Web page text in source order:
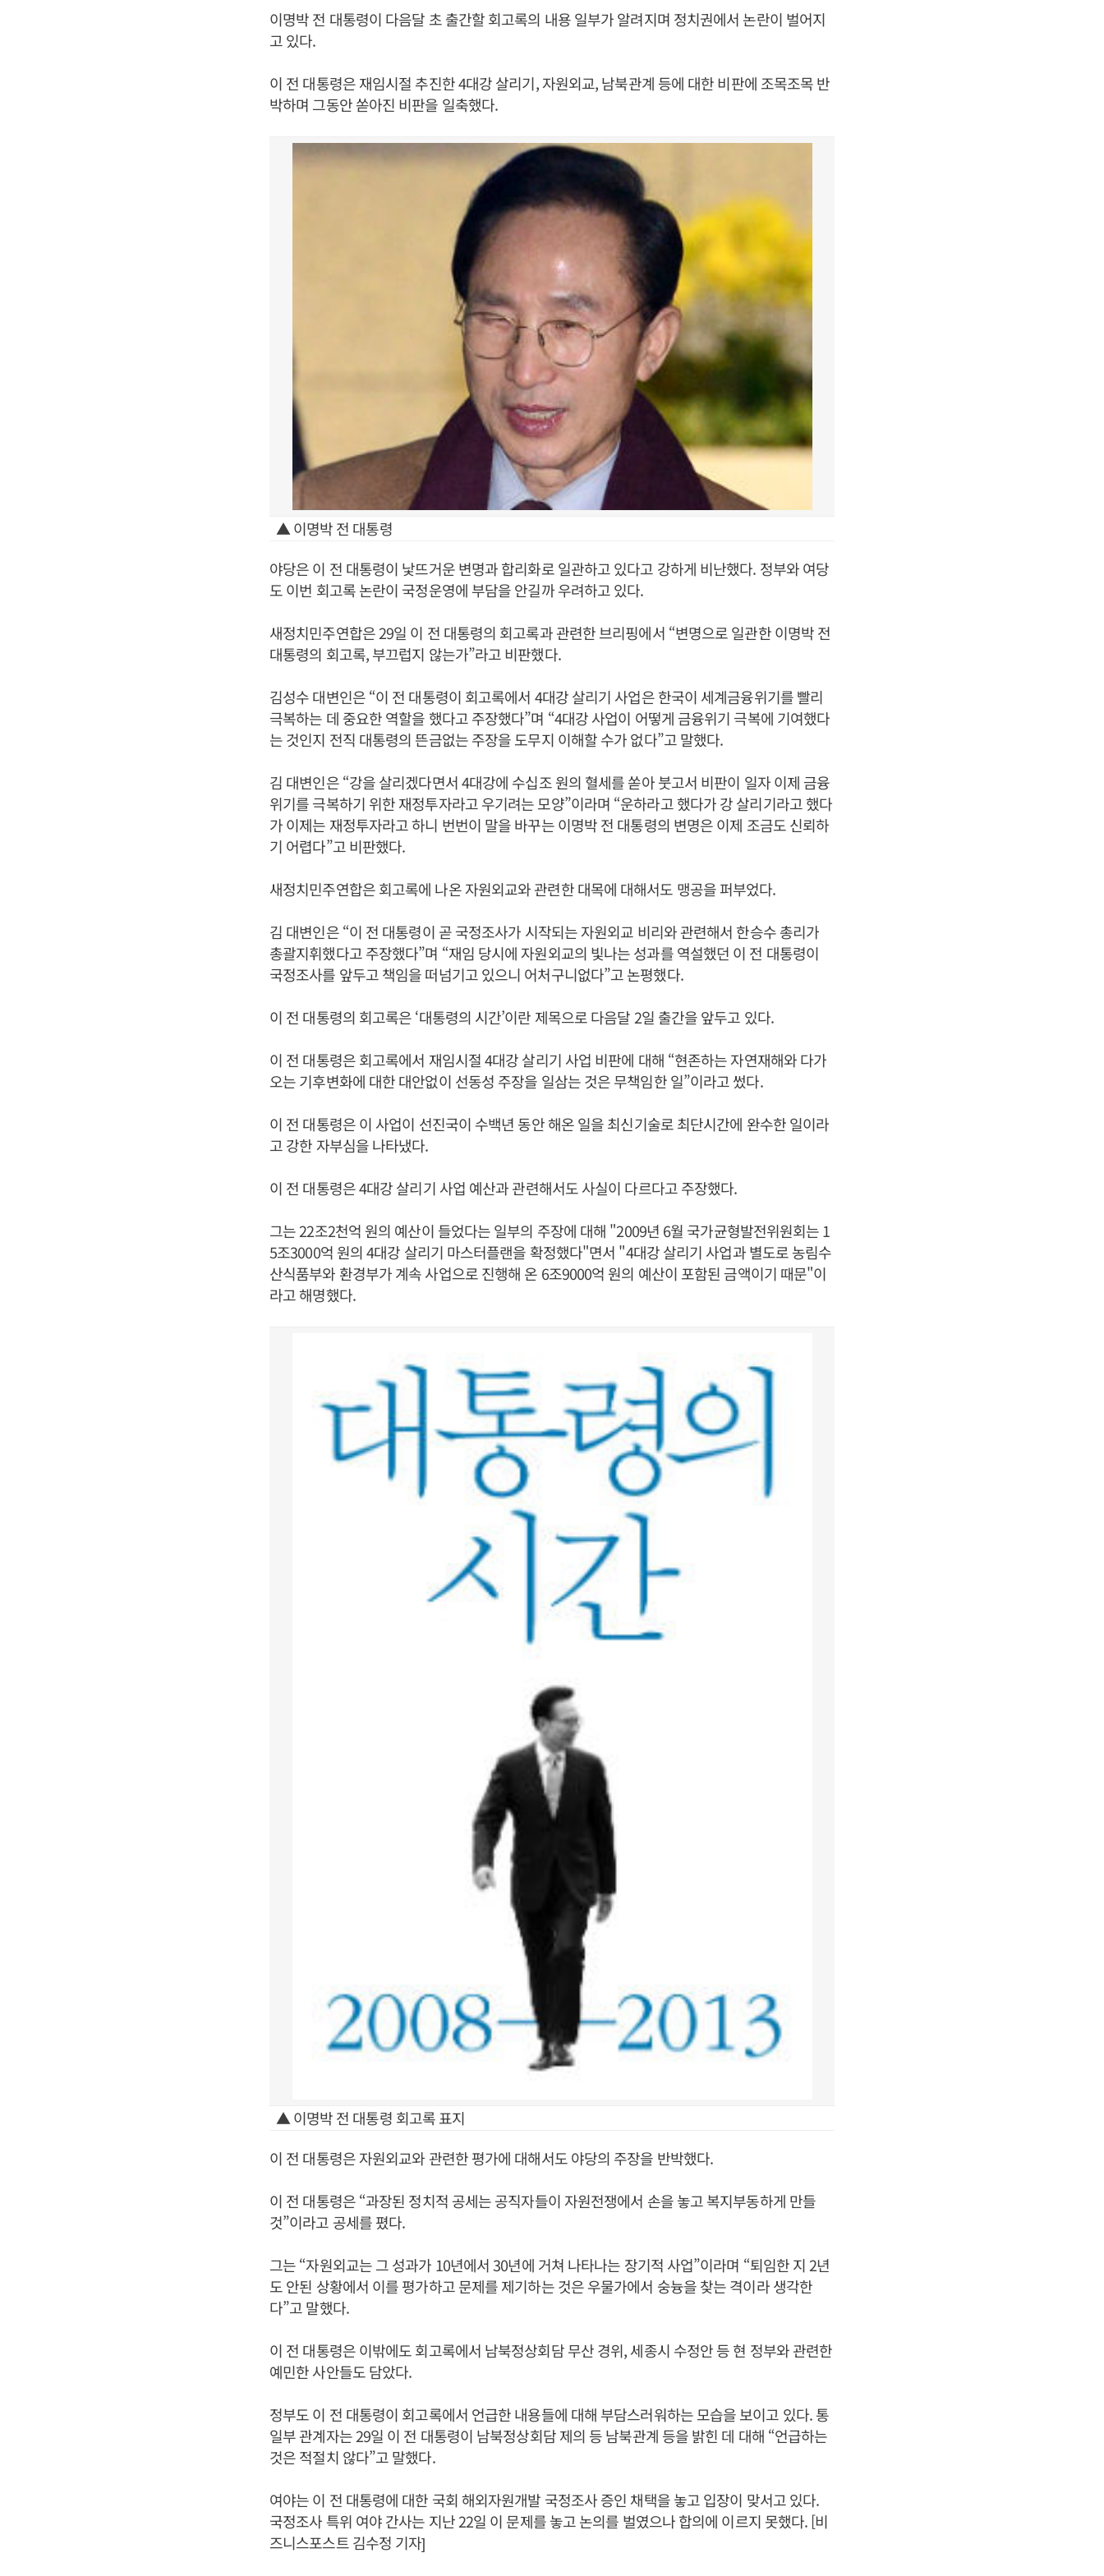
이명박 전 대통령이 다음달 초 출간할 회고록의 내용 일부가 알려지며 정치권에서 논란이 벌어지
고 있다.
이 전 대통령은 재임시절 추진한 4대강 살리기, 자원외교, 남북관계 등에 대한 비판에 조목조목 반
박하며 그동안 쏟아진 비판을 일축했다.
▲ 이명박 전 대통령
야당은 이 전 대통령이 낯뜨거운 변명과 합리화로 일관하고 있다고 강하게 비난했다. 정부와 여당
도 이번 회고록 논란이 국정운영에 부담을 안길까 우려하고 있다.
새정치민주연합은 29일 이 전 대통령의 회고록과 관련한 브리핑에서 “변명으로 일관한 이명박 전
대통령의 회고록, 부끄럽지 않는가”라고 비판했다.
김성수 대변인은 “이 전 대통령이 회고록에서 4대강 살리기 사업은 한국이 세계금융위기를 빨리
극복하는 데 중요한 역할을 했다고 주장했다”며 “4대강 사업이 어떻게 금융위기 극복에 기여했다
는 것인지 전직 대통령의 뜬금없는 주장을 도무지 이해할 수가 없다”고 말했다.
김 대변인은 “강을 살리겠다면서 4대강에 수십조 원의 혈세를 쏟아 붓고서 비판이 일자 이제 금융
위기를 극복하기 위한 재정투자라고 우기려는 모양”이라며 “운하라고 했다가 강 살리기라고 했다
가 이제는 재정투자라고 하니 번번이 말을 바꾸는 이명박 전 대통령의 변명은 이제 조금도 신뢰하
기 어렵다”고 비판했다.
새정치민주연합은 회고록에 나온 자원외교와 관련한 대목에 대해서도 맹공을 퍼부었다.
김 대변인은 “이 전 대통령이 곧 국정조사가 시작되는 자원외교 비리와 관련해서 한승수 총리가
총괄지휘했다고 주장했다”며 “재임 당시에 자원외교의 빛나는 성과를 역설했던 이 전 대통령이
국정조사를 앞두고 책임을 떠넘기고 있으니 어처구니없다”고 논평했다.
이 전 대통령의 회고록은 ‘대통령의 시간’이란 제목으로 다음달 2일 출간을 앞두고 있다.
이 전 대통령은 회고록에서 재임시절 4대강 살리기 사업 비판에 대해 “현존하는 자연재해와 다가
오는 기후변화에 대한 대안없이 선동성 주장을 일삼는 것은 무책임한 일”이라고 썼다.
이 전 대통령은 이 사업이 선진국이 수백년 동안 해온 일을 최신기술로 최단시간에 완수한 일이라
고 강한 자부심을 나타냈다.
이 전 대통령은 4대강 살리기 사업 예산과 관련해서도 사실이 다르다고 주장했다.
그는 22조2천억 원의 예산이 들었다는 일부의 주장에 대해 "2009년 6월 국가균형발전위원회는 1
5조3000억 원의 4대강 살리기 마스터플랜을 확정했다"면서 "4대강 살리기 사업과 별도로 농림수
산식품부와 환경부가 계속 사업으로 진행해 온 6조9000억 원의 예산이 포함된 금액이기 때문"이
라고 해명했다.
▲ 이명박 전 대통령 회고록 표지
이 전 대통령은 자원외교와 관련한 평가에 대해서도 야당의 주장을 반박했다.
이 전 대통령은 “과장된 정치적 공세는 공직자들이 자원전쟁에서 손을 놓고 복지부동하게 만들
것”이라고 공세를 폈다.
그는 “자원외교는 그 성과가 10년에서 30년에 거쳐 나타나는 장기적 사업”이라며 “퇴임한 지 2년
도 안된 상황에서 이를 평가하고 문제를 제기하는 것은 우물가에서 숭늉을 찾는 격이라 생각한
다”고 말했다.
이 전 대통령은 이밖에도 회고록에서 남북정상회담 무산 경위, 세종시 수정안 등 현 정부와 관련한
예민한 사안들도 담았다.
정부도 이 전 대통령이 회고록에서 언급한 내용들에 대해 부담스러워하는 모습을 보이고 있다. 통
일부 관계자는 29일 이 전 대통령이 남북정상회담 제의 등 남북관계 등을 밝힌 데 대해 “언급하는
것은 적절치 않다”고 말했다.
여야는 이 전 대통령에 대한 국회 해외자원개발 국정조사 증인 채택을 놓고 입장이 맞서고 있다.
국정조사 특위 여야 간사는 지난 22일 이 문제를 놓고 논의를 벌였으나 합의에 이르지 못했다. [비
즈니스포스트 김수정 기자]